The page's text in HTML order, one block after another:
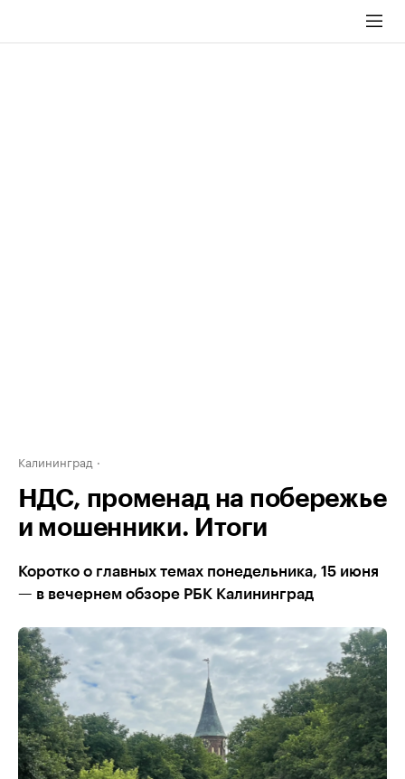
Калининград
НДС, променад на побережье
и мошенники. Итоги
Коротко о главных темах понедельника, 15 июня
— в вечернем обзоре РБК Калининград